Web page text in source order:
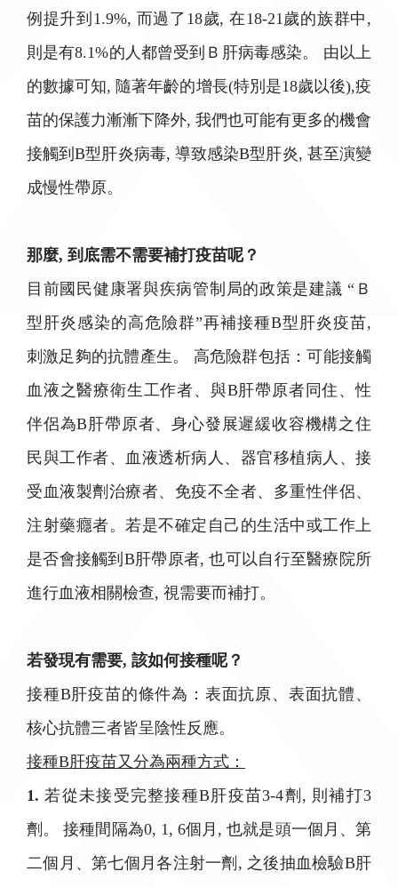
例提升到1.9%, 而過了18歲, 在18-21歲的族群中,
則是有8.1%的人都曾受到Ｂ肝病毒感染。 由以上
的數據可知, 隨著年齡的增長(特別是18歲以後),疫
苗的保護力漸漸下降外, 我們也可能有更多的機會
接觸到B型肝炎病毒, 導致感染B型肝炎, 甚至演變
成慢性帶原。
那麼, 到底需不需要補打疫苗呢？
目前國民健康署與疾病管制局的政策是建議 “Ｂ
型肝炎感染的高危險群”再補接種B型肝炎疫苗,
刺激足夠的抗體產生。 高危險群包括：可能接觸
血液之醫療衛生工作者、與B肝帶原者同住、性
伴侶為B肝帶原者、身心發展遲緩收容機構之住
民與工作者、血液透析病人、器官移植病人、接
受血液製劑治療者、免疫不全者、多重性伴侶、
注射藥癮者。若是不確定自己的生活中或工作上
是否會接觸到B肝帶原者, 也可以自行至醫療院所
進行血液相關檢查, 視需要而補打。
若發現有需要, 該如何接種呢？
接種B肝疫苗的條件為：表面抗原、表面抗體、
核心抗體三者皆呈陰性反應。
接種B肝疫苗又分為兩種方式：
1.若從未接受完整接種B肝疫苗3-4劑, 則補打3
劑。 接種間隔為0, 1, 6個月, 也就是頭一個月、第
二個月、第七個月各注射一劑, 之後抽血檢驗B肝